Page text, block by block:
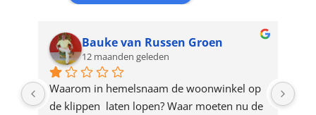
product
Bauke van Russen Groen
12 maanden geleden
Waarom in hemelsnaam de woonwinkel op
de klippen  laten lopen? Waar moeten nu de